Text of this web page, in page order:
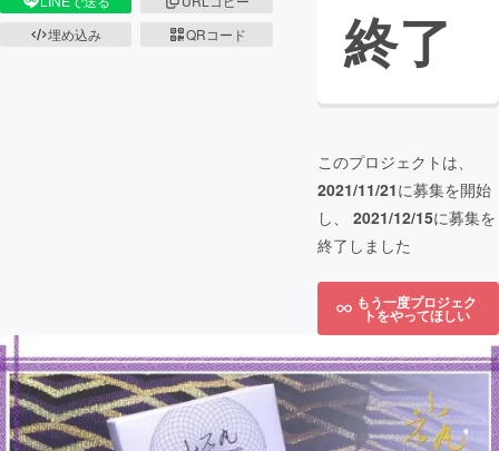
埋め込み
QRコード 終了
このプロジェクトは、
2021/11/21に募集を開始
し、 2021/12/15に募集を
終了しました
もう一度プロジェク
トをやってほしい